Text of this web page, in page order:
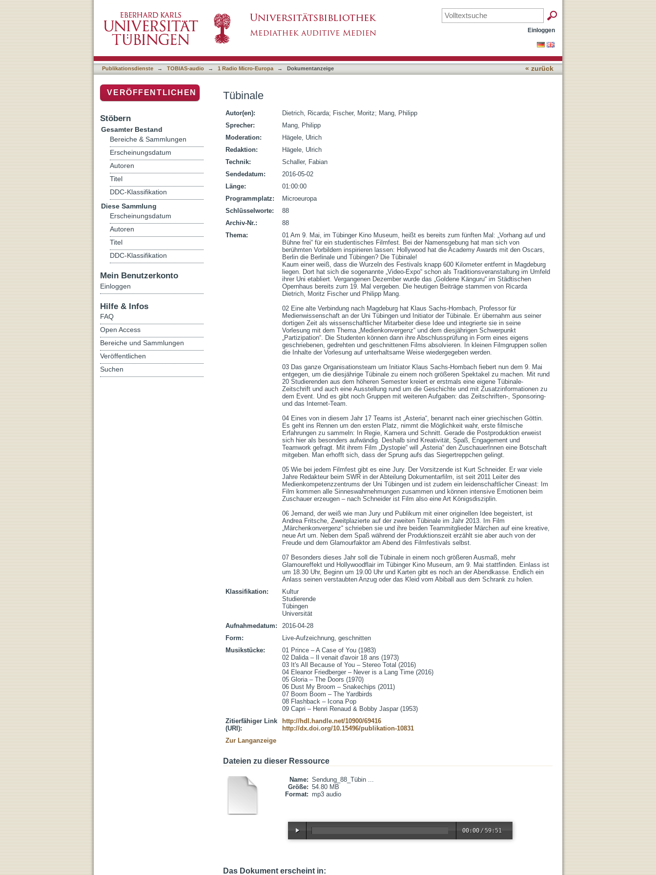
Einloggen
Publikationsdienste → TOBIAS-audio → 1 Radio Micro-Europa → Dokumentanzeige « zurück
Tübinale
Autor(en): Dietrich, Ricarda; Fischer, Moritz; Mang, Philipp
Sprecher:
Mang, Philipp
Moderation:
Hägele, Ulrich
Redaktion:
Hägele, Ulrich
Technik:
Schaller, Fabian
Sendedatum:
2016-05-02
Länge:
01:00:00
Programmplatz:
Microeuropa
Schlüsselworte:
88
Archiv-Nr.:
88
Thema:
01 Am 9. Mai, im Tübinger Kino Museum, heißt es bereits zum fünften Mal: „Vorhang auf und
Bühne frei“ für ein studentisches Filmfest. Bei der Namensgebung hat man sich von
berühmten Vorbildern inspirieren lassen: Hollywood hat die Academy Awards mit den Oscars,
Berlin die Berlinale und Tübingen? Die Tübinale!
Kaum einer weiß, dass die Wurzeln des Festivals knapp 600 Kilometer entfernt in Magdeburg
liegen. Dort hat sich die sogenannte „Video-Expo“ schon als Traditionsveranstaltung im Umfeld
ihrer Uni etabliert. Vergangenen Dezember wurde das „Goldene Känguru“ im Städtischen
Opernhaus bereits zum 19. Mal vergeben. Die heutigen Beiträge stammen von Ricarda
Dietrich, Moritz Fischer und Philipp Mang.
02 Eine alte Verbindung nach Magdeburg hat Klaus Sachs-Hombach, Professor für
Medienwissenschaft an der Uni Tübingen und Initiator der Tübinale. Er übernahm aus seiner
dortigen Zeit als wissenschaftlicher Mitarbeiter diese Idee und integrierte sie in seine
Vorlesung mit dem Thema „Medienkonvergenz“ und dem diesjährigen Schwerpunkt
„Partizipation“. Die Studenten können dann ihre Abschlussprüfung in Form eines eigens
geschriebenen, gedrehten und geschnittenen Films absolvieren. In kleinen Filmgruppen sollen
die Inhalte der Vorlesung auf unterhaltsame Weise wiedergegeben werden.
03 Das ganze Organisationsteam um Initiator Klaus Sachs-Hombach fiebert nun dem 9. Mai
entgegen, um die diesjährige Tübinale zu einem noch größeren Spektakel zu machen. Mit rund
20 Studierenden aus dem höheren Semester kreiert er erstmals eine eigene Tübinale-
Zeitschrift und auch eine Ausstellung rund um die Geschichte und mit Zusatzinformationen zu
dem Event. Und es gibt noch Gruppen mit weiteren Aufgaben: das Zeitschriften-, Sponsoring-
und das Internet-Team.
04 Eines von in diesem Jahr 17 Teams ist „Asteria“, benannt nach einer griechischen Göttin.
Es geht ins Rennen um den ersten Platz, nimmt die Möglichkeit wahr, erste filmische
Erfahrungen zu sammeln: In Regie, Kamera und Schnitt. Gerade die Postproduktion erweist
sich hier als besonders aufwändig. Deshalb sind Kreativität, Spaß, Engagement und
Teamwork gefragt. Mit ihrem Film „Dystopie“ will „Asteria“ den ZuschauerInnen eine Botschaft
mitgeben. Man erhofft sich, dass der Sprung aufs das Siegertreppchen gelingt.
05 Wie bei jedem Filmfest gibt es eine Jury. Der Vorsitzende ist Kurt Schneider. Er war viele
Jahre Redakteur beim SWR in der Abteilung Dokumentarfilm, ist seit 2011 Leiter des
Medienkompetenzzentrums der Uni Tübingen und ist zudem ein leidenschaftlicher Cineast: Im
Film kommen alle Sinneswahrnehmungen zusammen und können intensive Emotionen beim
Zuschauer erzeugen – nach Schneider ist Film also eine Art Königsdisziplin.
06 Jemand, der weiß wie man Jury und Publikum mit einer originellen Idee begeistert, ist
Andrea Fritsche, Zweitplazierte auf der zweiten Tübinale im Jahr 2013. Im Film
„Märchenkonvergenz“ schrieben sie und ihre beiden Teammitglieder Märchen auf eine kreative,
neue Art um. Neben dem Spaß während der Produktionszeit erzählt sie aber auch von der
Freude und dem Glamourfaktor am Abend des Filmfestivals selbst.
07 Besonders dieses Jahr soll die Tübinale in einem noch größeren Ausmaß, mehr
Glamoureffekt und Hollywoodflair im Tübinger Kino Museum, am 9. Mai stattfinden. Einlass ist
um 18.30 Uhr, Beginn um 19.00 Uhr und Karten gibt es noch an der Abendkasse. Endlich ein
Anlass seinen verstaubten Anzug oder das Kleid vom Abiball aus dem Schrank zu holen.
Klassifikation:
Kultur
Studierende
Tübingen
Universität
Aufnahmedatum:
2016-04-28
Form:
Live-Aufzeichnung, geschnitten
Musikstücke:
01 Prince – A Case of You (1983)
02 Dalida – Il venait d'avoir 18 ans (1973)
03 It's All Because of You – Stereo Total (2016)
04 Eleanor Friedberger – Never is a Lang Time (2016)
05 Gloria – The Doors (1970)
06 Dust My Broom – Snakechips (2011)
07 Boom Boom – The Yardbirds
08 Flashback – Icona Pop
09 Capri – Henri Renaud & Bobby Jaspar (1953)
Zitierfähiger Link
(URI):
http://hdl.handle.net/10900/69416
http://dx.doi.org/10.15496/publikation-10831
Zur Langanzeige
Dateien zu dieser Ressource
Name: Sendung_88_Tübin ...
Größe: 54.80 MB
Format: mp3 audio
00:00 / 59:51
Das Dokument erscheint in:
VERÖFFENTLICHEN
Stöbern
Gesamter Bestand
Bereiche & Sammlungen
Erscheinungsdatum
Autoren
Titel
DDC-Klassifikation
Diese Sammlung
Erscheinungsdatum
Autoren
Titel
DDC-Klassifikation
Mein Benutzerkonto
Einloggen
Hilfe & Infos
FAQ
Open Access
Bereiche und Sammlungen
Veröffentlichen
Suchen